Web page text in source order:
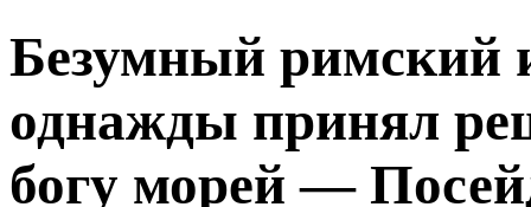
Безумный римский
однажды принял
богу морей —